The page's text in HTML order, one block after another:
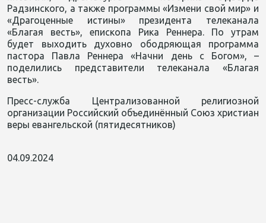
Радзинского, а также программы «Измени свой мир» и
«Драгоценные истины» президента телеканала
«Благая весть», епископа Рика Реннера. По утрам
будет выходить духовно ободряющая программа
пастора Павла Реннера «Начни день с Богом», –
поделились представители телеканала «Благая
весть».
Пресс-служба Централизованной религиозной
организации Российский объединённый Союз христиан
веры евангельской (пятидесятников)
04.09.2024